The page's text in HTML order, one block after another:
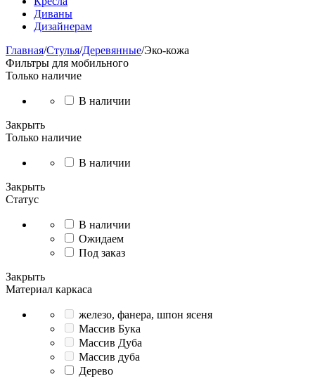
Диваны
Дизайнерам
Главная/Стулья/Деревянные/Эко-кожа
Фильтры для мобильного
Только наличие
В наличии
Закрыть
Только наличие
В наличии
Закрыть
Статус
В наличии
Ожидаем
Под заказ
Закрыть
Материал каркаса
железо, фанера, шпон ясеня
Массив Бука
Массив Дуба
Массив дуба
Дерево